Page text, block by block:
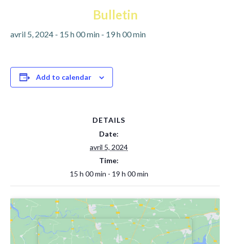
Bulletin
avril 5, 2024 - 15 h 00 min - 19 h 00 min
Add to calendar
DETAILS
Date:
avril 5, 2024
Time:
15 h 00 min - 19 h 00 min